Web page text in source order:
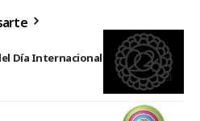
Día Internacional del Yoga 2026